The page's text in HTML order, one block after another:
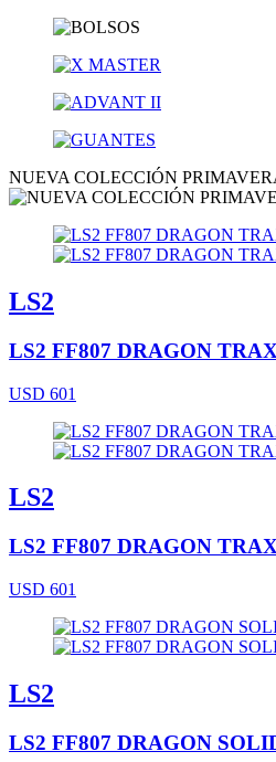
NUEVA COLECCIÓN
LS2
LS2 FF807 DRAGON
USD 601
LS2
LS2 FF807 DRAGON
USD 601
LS2
LS2 FF807 DRAGON